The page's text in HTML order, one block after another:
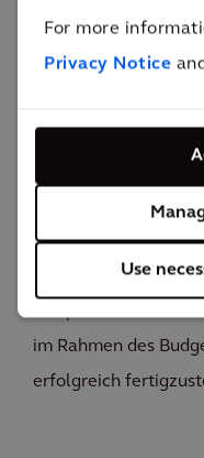
For more
Privacy Notice and
Use
Wohlstands.
10 Monate
Pläne für die Zukunft
Bei der Bewältigung
arbeiteten wir
im Rahmen des
erfolgreich